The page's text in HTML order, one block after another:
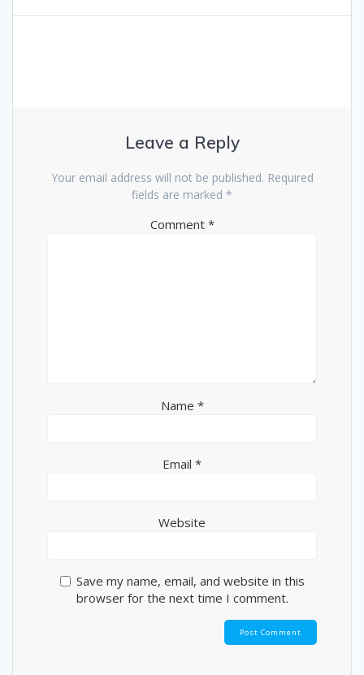
Leave a Reply
Your email address will not be published. Required
fields are marked *
Comment *
Name *
Email *
Website
Save my name, email, and website in this
browser for the next time I comment.